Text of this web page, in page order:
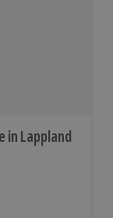
in Lappland